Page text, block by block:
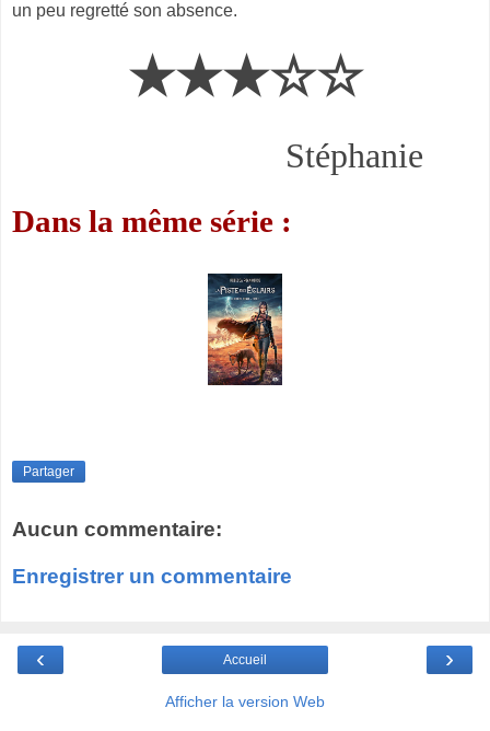
un peu regretté son absence.
★★★☆☆
Stéphanie
Dans la même série :
Partager
Aucun commentaire:
Enregistrer un commentaire
‹ ›
Accueil
Afficher la version Web